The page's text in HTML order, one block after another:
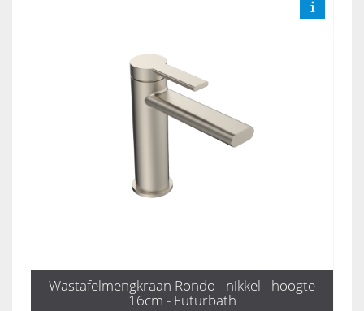
Wastafelmengkraan Rondo - nikkel - hoogte
16cm - Futurbath